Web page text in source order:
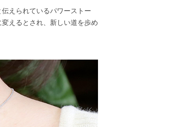
えられているパワーストー
えるとされ、新しい道を歩め